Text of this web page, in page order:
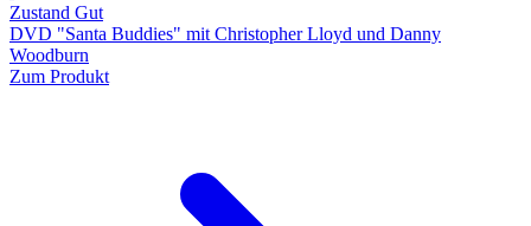
Zustand Gut
DVD "Santa Buddies" mit Christopher Lloyd und Danny
Woodburn
Zum Produkt